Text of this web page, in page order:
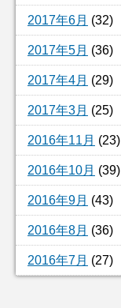
2017年6月 (32)
2017年5月 (36)
2017年4月 (29)
2017年3月 (25)
2016年11月 (23)
2016年10月 (39)
2016年9月 (43)
2016年8月 (36)
2016年7月 (27)